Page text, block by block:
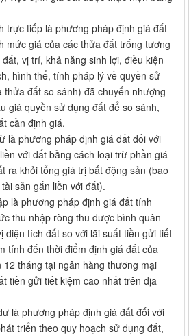
trực tiếp là phương pháp định giá đất
mức giá của các thửa đất trống tương
vị trí, khả năng sinh lợi, điều kiện
hình thể, tính pháp lý về quyền sử
thửa đất so sánh) đã chuyển nhượng
giá quyền sử dụng đất để so sánh,
cần định giá.
là phương pháp định giá đất đối với
với đất bằng cách loại trừ phần giá
ra khỏi tổng giá trị bất động sản (bao
sản gắn liền với đất).
là phương pháp định giá đất tính
thu nhập ròng thu được bình quân
diện tích đất so với lãi suất tiền gửi tiết
tính đến thời điểm định giá đất của
tháng tại ngân hàng thương mại
tiền gửi tiết kiệm cao nhất trên địa
là phương pháp định giá đất đối với
triển theo quy hoạch sử dụng đất,